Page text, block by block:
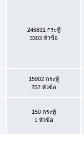
246831 กระทู้
3303 หัวข้อ
15902 กระทู้
252 หัวข้อ
150 กระทู้
1 หัวข้อ